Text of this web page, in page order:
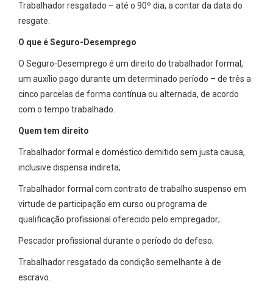
Trabalhador resgatado – até o 90º dia, a contar da data do
resgate.
O que é Seguro-Desemprego
O Seguro-Desemprego é um direito do trabalhador formal,
um auxílio pago durante um determinado período – de três a
cinco parcelas de forma contínua ou alternada, de acordo
com o tempo trabalhado.
Quem tem direito
Trabalhador formal e doméstico demitido sem justa causa,
inclusive dispensa indireta;
Trabalhador formal com contrato de trabalho suspenso em
virtude de participação em curso ou programa de
qualificação profissional oferecido pelo empregador;
Pescador profissional durante o período do defeso;
Trabalhador resgatado da condição semelhante à de
escravo.